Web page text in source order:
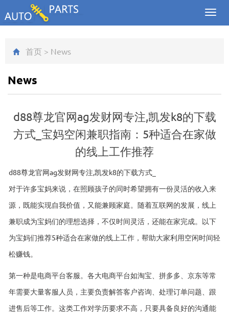
首页 > News
News
d88尊龙官网ag发财网专注,凯发k8的下载
方式_宝妈空闲兼职指南：5种适合在家做
的线上工作推荐
d88尊龙官网ag发财网专注,凯发k8的下载方式_
对于许多宝妈来说，在照顾孩子的同时希望拥有一份灵活的收入来
源，既能实现自我价值，又能兼顾家庭。随着互联网的发展，线上
兼职成为宝妈们的理想选择，不仅时间灵活，还能在家完成。以下
为宝妈们推荐5种适合在家做的线上工作，帮助大家利用空闲时间轻
松赚钱。
第一种是电商平台客服。各大电商平台如淘宝、拼多多、京东等常
年需要大量客服人员，主要负责解答客户咨询、处理订单问题、跟
进售后等工作。这类工作对学历要求不高，只要具备良好的沟通能